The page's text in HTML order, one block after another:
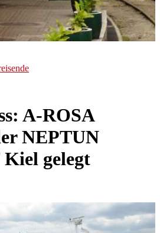
A-ROSA
NEPTUN
gelegt